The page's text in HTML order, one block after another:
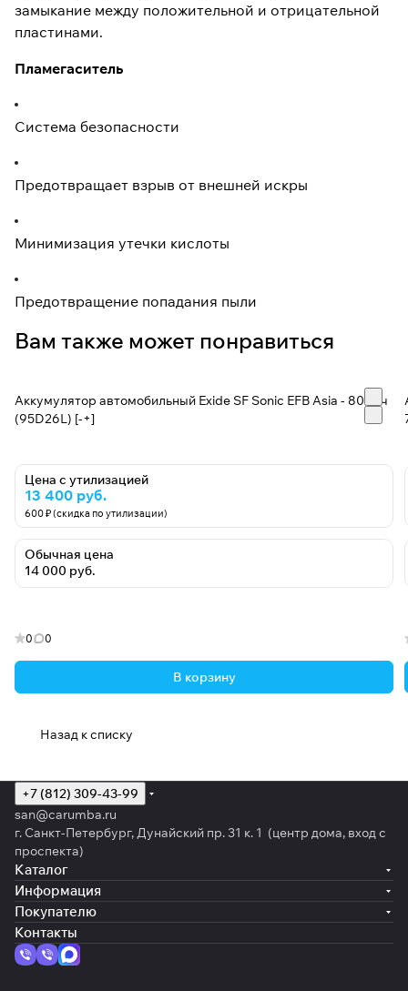
замыкание между положительной и отрицательной
пластинами.
Пламегаситель
Система безопасности
Предотвращает взрыв от внешней искры
Минимизация утечки кислоты
Предотвращение попадания пыли
Вам также может понравиться
Аккумулятор автомобильный Exide SF Sonic EFB Asia - 80 А/ч
(95D26L) [-+]
Цена с утилизацией
13 400 руб.
600 ₽ (скидка по утилизации)
Обычная цена
14 000 руб.
0 0
В корзину
Назад к списку
+7 (812) 309-43-99
san@carumba.ru
г. Санкт-Петербург, Дунайский пр. 31 к. 1 (центр дома, вход с
проспекта)
Каталог
Информация
Покупателю
Контакты